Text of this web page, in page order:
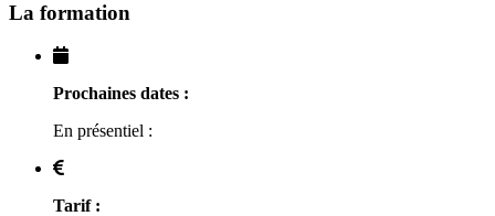
La formation
Prochaines dates :
En présentiel :
Tarif :